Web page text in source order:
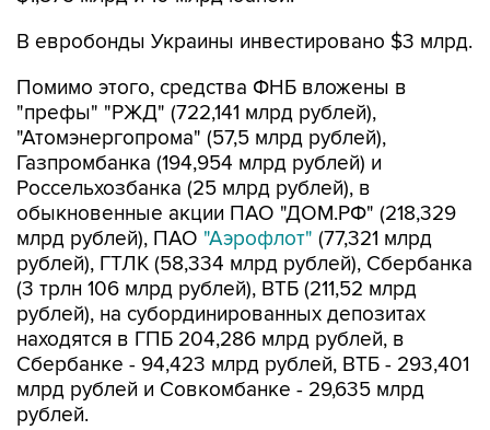
В евробонды Украины инвестировано $3 млрд.
Помимо этого, средства ФНБ вложены в
"префы" "РЖД" (722,141 млрд рублей),
"Атомэнергопрома" (57,5 млрд рублей),
Газпромбанка (194,954 млрд рублей) и
Россельхозбанка (25 млрд рублей), в
обыкновенные акции ПАО "ДОМ.РФ" (218,329
млрд рублей), ПАО "Аэрофлот" (77,321 млрд
рублей), ГТЛК (58,334 млрд рублей), Сбербанка
(3 трлн 106 млрд рублей), ВТБ (211,52 млрд
рублей), на субординированных депозитах
находятся в ГПБ 204,286 млрд рублей, в
Сбербанке - 94,423 млрд рублей, ВТБ - 293,401
млрд рублей и Совкомбанке - 29,635 млрд
рублей.